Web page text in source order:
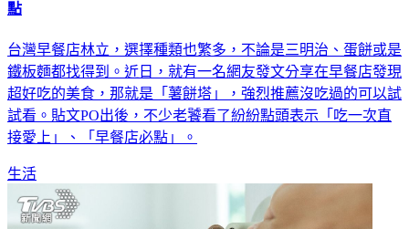
點
台灣早餐店林立，選擇種類也繁多，不論是三明治、蛋餅或是
鐵板麵都找得到。近日，就有一名網友發文分享在早餐店發現
超好吃的美食，那就是「薯餅塔」，強烈推薦沒吃過的可以試
試看。貼文PO出後，不少老饕看了紛紛點頭表示「吃一次直
接愛上」、「早餐店必點」。
生活